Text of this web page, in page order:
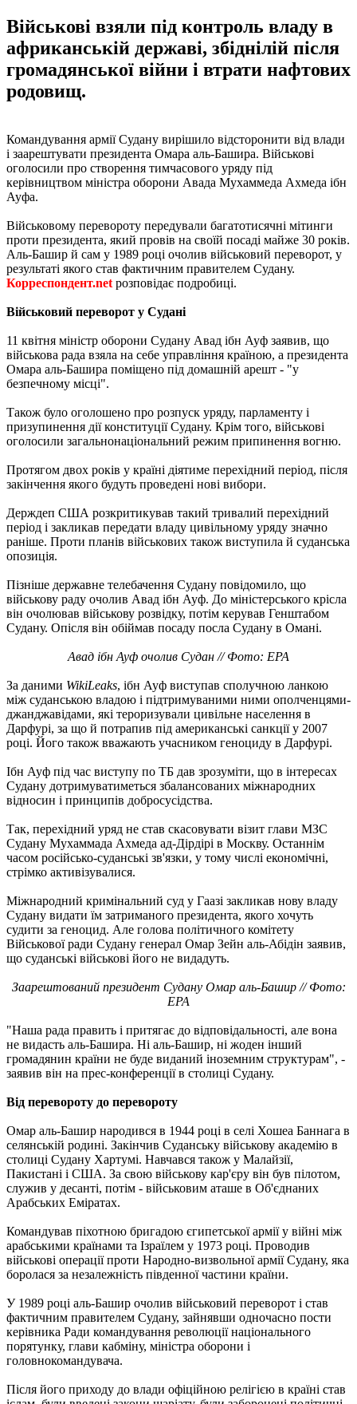
Військові взяли під контроль владу в
африканській державі, збіднілій після
громадянської війни і втрати нафтових
родовищ.
Командування армії Судану вирішило відсторонити від влади
і заарештувати президента Омара аль-Башира. Військові
оголосили про створення тимчасового уряду під
керівництвом міністра оборони Авада Мухаммеда Ахмеда ібн
Ауфа.
Військовому перевороту передували багатотисячні мітинги
проти президента, який провів на своїй посаді майже 30 років.
Аль-Башир й сам у 1989 році очолив військовий переворот, у
результаті якого став фактичним правителем Судану.
Корреспондент.net розповідає подробиці.
Військовий переворот у Судані
11 квітня міністр оборони Судану Авад ібн Ауф заявив, що
військова рада взяла на себе управління країною, а президента
Омара аль-Башира поміщено під домашній арешт - "у
безпечному місці".
Також було оголошено про розпуск уряду, парламенту і
призупинення дії конституції Судану. Крім того, військові
оголосили загальнонаціональний режим припинення вогню.
Протягом двох років у країні діятиме перехідний період, після
закінчення якого будуть проведені нові вибори.
Держдеп США розкритикував такий тривалий перехідний
період і закликав передати владу цивільному уряду значно
раніше. Проти планів військових також виступила й суданська
опозиція.
Пізніше державне телебачення Судану повідомило, що
військову раду очолив Авад ібн Ауф. До міністерського крісла
він очолював військову розвідку, потім керував Генштабом
Судану. Опісля він обіймав посаду посла Судану в Омані.
Авад ібн Ауф очолив Судан // Фото: EPA
За даними WikiLeaks, ібн Ауф виступав сполучною ланкою
між суданською владою і підтримуваними ними ополченцями-
джанджавідами, які тероризували цивільне населення в
Дарфурі, за що й потрапив під американські санкції у 2007
році. Його також вважають учасником геноциду в Дарфурі.
Ібн Ауф під час виступу по ТБ дав зрозуміти, що в інтересах
Судану дотримуватиметься збалансованих міжнародних
відносин і принципів добросусідства.
Так, перехідний уряд не став скасовувати візит глави МЗС
Судану Мухаммада Ахмеда ад-Дірдірі в Москву. Останнім
часом російсько-суданські зв'язки, у тому числі економічні,
стрімко активізувалися.
Міжнародний кримінальний суд у Гаазі закликав нову владу
Судану видати їм затриманого президента, якого хочуть
судити за геноцид. Але голова політичного комітету
Військової ради Судану генерал Омар Зейн аль-Абідін заявив,
що суданські військові його не видадуть.
Заарештований президент Судану Омар аль-Башир // Фото:
EPA
"Наша рада править і притягає до відповідальності, але вона
не видасть аль-Башира. Ні аль-Башир, ні жоден інший
громадянин країни не буде виданий іноземним структурам", -
заявив він на прес-конференції в столиці Судану.
Від перевороту до перевороту
Омар аль-Башир народився в 1944 році в селі Хошеа Баннага в
селянській родині. Закінчив Суданську військову академію в
столиці Судану Хартумі. Навчався також у Малайзії,
Пакистані і США. За свою військову кар'єру він був пілотом,
служив у десанті, потім - військовим аташе в Об'єднаних
Арабських Еміратах.
Командував піхотною бригадою єгипетської армії у війні між
арабськими країнами та Ізраїлем у 1973 році. Проводив
військові операції проти Народно-визвольної армії Судану, яка
боролася за незалежність південної частини країни.
У 1989 році аль-Башир очолив військовий переворот і став
фактичним правителем Судану, зайнявши одночасно пости
керівника Ради командування революції національного
порятунку, глави кабміну, міністра оборони і
головнокомандувача.
Після його приходу до влади офіційною релігією в країні став